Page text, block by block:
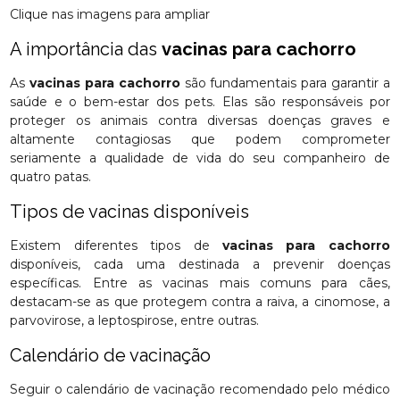
Clique nas imagens para ampliar
A importância dasvacinas para cachorro
Asvacinas para cachorrosão fundamentais para garantir a
saúde e o bem-estar dos pets. Elas são responsáveis por
proteger os animais contra diversas doenças graves e
altamente contagiosas que podem comprometer
seriamente a qualidade de vida do seu companheiro de
quatro patas.
Tipos de vacinas disponíveis
Existem diferentes tipos de vacinas para cachorro
disponíveis, cada uma destinada a prevenir doenças
específicas. Entre as vacinas mais comuns para cães,
destacam-se as que protegem contra a raiva, a cinomose, a
parvovirose, a leptospirose, entre outras.
Calendário de vacinação
Seguir o calendário de vacinação recomendado pelo médico